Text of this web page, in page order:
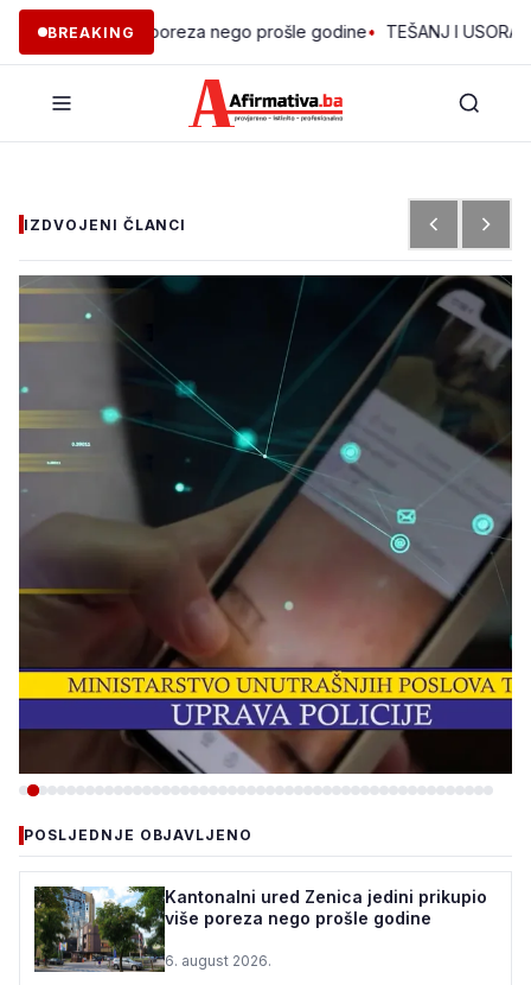
BREAKING
više poreza nego prošle godine• TEŠANJ I USORA
IZDVOJENI ČLANCI
ZBOG INTERNETSKE
PRIJEVARE UHAPŠEN
OSUMNJIČENI, ŠTETA VEĆA
OD 40.000 KM
POSLJEDNJE OBJAVLJENO
Kantonalni ured Zenica jedini prikupio
više poreza nego prošle godine
6. august 2026.